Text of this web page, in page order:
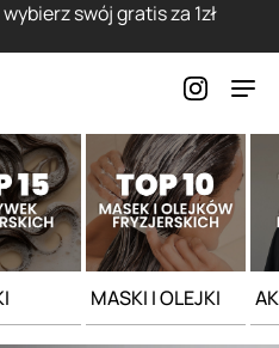
swój gratis za 1zł
MASKI I OLEJKI